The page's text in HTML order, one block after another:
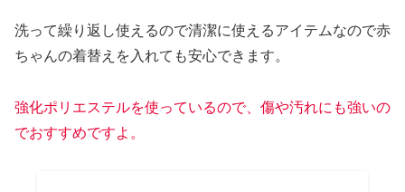
洗って繰り返し使えるので清潔に使えるアイテムなので赤
ちゃんの着替えを入れても安心できます。
強化ポリエステルを使っているので、傷や汚れにも強いの
でおすすめですよ。